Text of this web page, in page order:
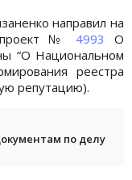
направил на
№ 4993
О
“О Национальном
реестра
репутацию).
по делу